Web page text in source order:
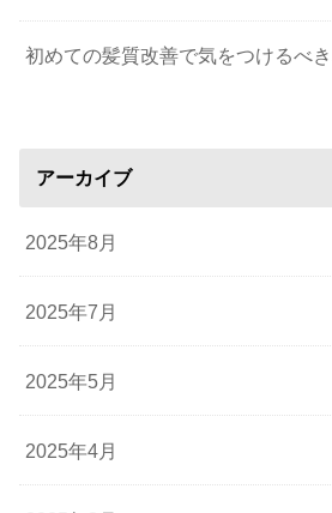
初めての髪質改善で気をつけるべ
アーカイブ
2025年8月
2025年7月
2025年5月
2025年4月